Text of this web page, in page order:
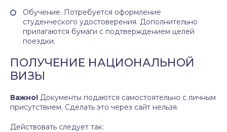
Обучение. Потребуется оформление
студенческого удостоверения. Дополнительно
прилагаются бумаги с подтверждением целей
поездки.
ПОЛУЧЕНИЕ НАЦИОНАЛЬНОЙ
ВИЗЫ
Важно! Документы подаются самостоятельно с личным
присутствием. Сделать это через сайт нельзя.
Действовать следует так: